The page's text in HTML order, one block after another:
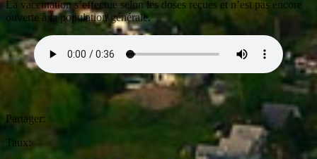
La vaccination s’effectue selon les doses reçues et n’est pas encore
ouverte à la population générale.
Partager:
Taux: